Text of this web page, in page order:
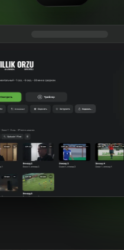
Aktyor
Морис
ishlari